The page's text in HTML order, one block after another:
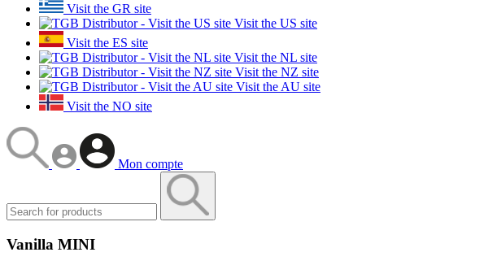
Visit the GR site
Visit the US site
Visit the ES site
Visit the NL site
Visit the NZ site
Visit the AU site
Visit the NO site
Mon compte
Vanilla MINI